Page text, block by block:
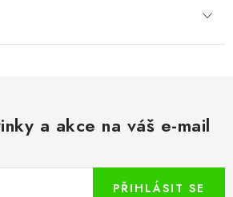
a akce na váš e-mail
PŘIHLÁSIT SE